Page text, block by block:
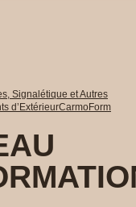
Signalétique et Autres
d’ExtérieurCarmoForm